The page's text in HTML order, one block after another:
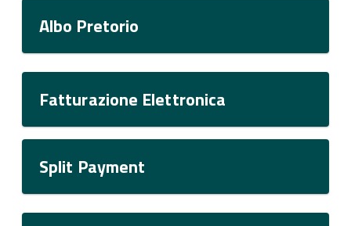
Albo Pretorio
Fatturazione Elettronica
Split Payment